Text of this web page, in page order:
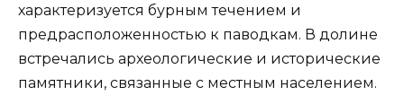
характеризуется бурным течением и
предрасположенностью к паводкам. В долине
встречались археологические и исторические
памятники, связанные с местным населением.